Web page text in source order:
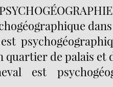
dans
quartier de palais et
est